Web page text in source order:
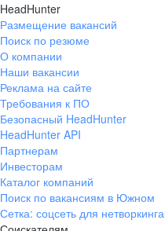
HeadHunter
Размещение вакансий
Поиск по резюме
О компании
Наши вакансии
Реклама на сайте
Требования к ПО
Безопасный HeadHunter
HeadHunter API
Партнерам
Инвесторам
Каталог компаний
Поиск по вакансиям в Южном
Сетка: соцсеть для нетворкинга